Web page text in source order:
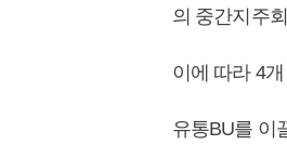
의 중간지주
이에 따라 4
유통BU를 이